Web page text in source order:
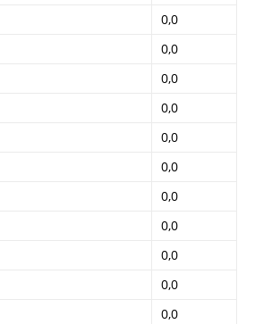
0,0
0,0
0,0
0,0
0,0
0,0
0,0
0,0
0,0
0,0
0,0